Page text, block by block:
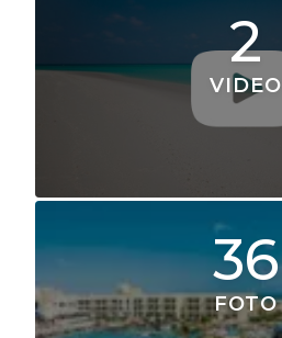
2
VIDEO
36
FOTO